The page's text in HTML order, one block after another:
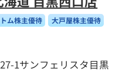
ム株主優待 大戸屋株主優待
1サンフェリスタ目黒